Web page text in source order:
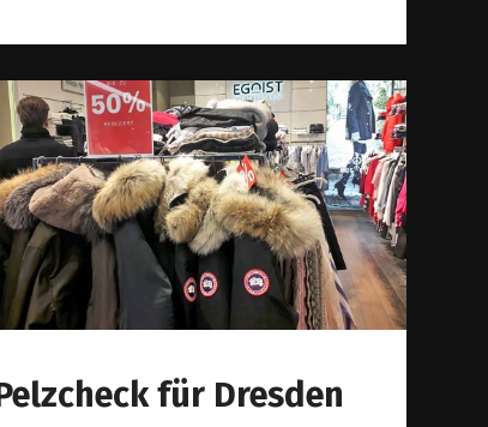
für Dresden